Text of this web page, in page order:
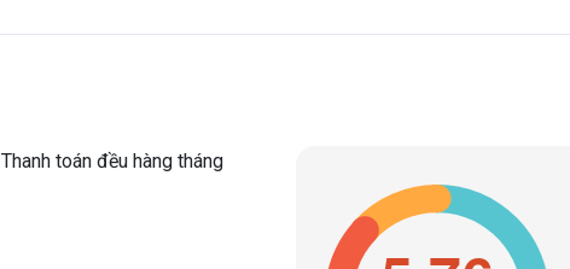
Thanh toán đều hàng tháng